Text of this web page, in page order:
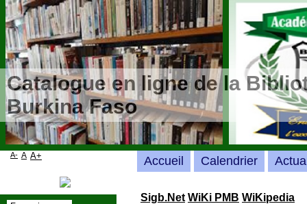
Catalogue en ligne de la
Burkina Faso
Sigb.Net WiKi PMB WiKipedia
Accueil Calendrier
A- A A+